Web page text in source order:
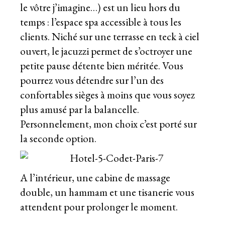
le vôtre j’imagine…) est un lieu hors du
temps : l’espace spa accessible à tous les
clients. Niché sur une terrasse en teck à ciel
ouvert, le jacuzzi permet de s’octroyer une
petite pause détente bien méritée. Vous
pourrez vous détendre sur l’un des
confortables sièges à moins que vous soyez
plus amusé par la balancelle.
Personnelement, mon choix c’est porté sur
la seconde option.
A l’intérieur, une cabine de massage
double, un hammam et une tisanerie vous
attendent pour prolonger le moment.